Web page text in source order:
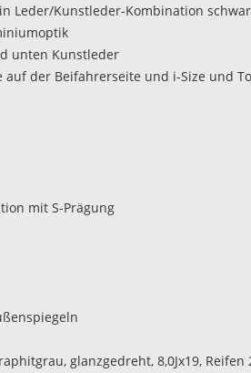
Leder/Kunstleder-Kombination
unten Kunstleder
auf der Beifahrerseite und i-Size und
mit S-Prägung
glanzgedreht, 8,0Jx19, Reifen